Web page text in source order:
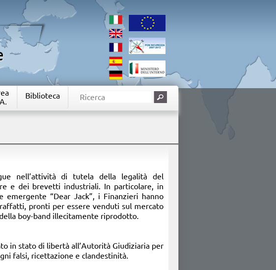
Biblioteca
nell’attività di tutela della legalità del
e dei brevetti industriali. In particolare, in
emergente “Dear Jack”, i Finanzieri hanno
pronti per essere venduti sul mercato
boy-band illecitamente riprodotto.
in stato di libertà all’Autorità Giudiziaria per
falsi, ricettazione e clandestinità.